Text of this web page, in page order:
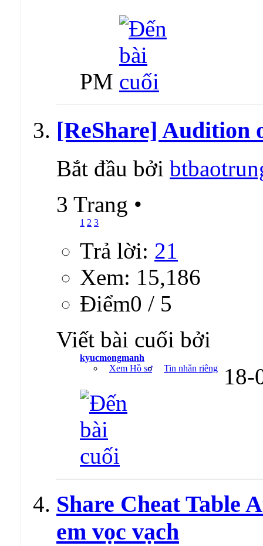
PM
[ReShare] Audition
Bắt đầu bởi
3 Trang •
1 2 3
Trả lời: 21
Xem: 15,186
Ðiểm0 / 5
Viết bài cuối bởi
kyucmongmanh
Xem Hồ sơ
Tin nhắn riêng
Share Cheat Table
em vọc vạch